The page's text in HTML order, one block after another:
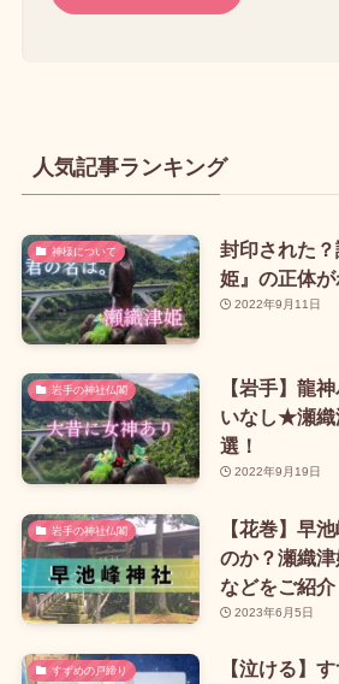
人気記事ランキング
神様について
封印された
姫』の正体
2022年9月11日
岩手の神社仏閣
【岩手】龍
いなし★瀬織
選！
2022年9月19日
岩手の神社仏閣
【花巻】早
のか？瀬織
などをご紹介
2023年6月5日
すずめの戸締り
【泣ける】